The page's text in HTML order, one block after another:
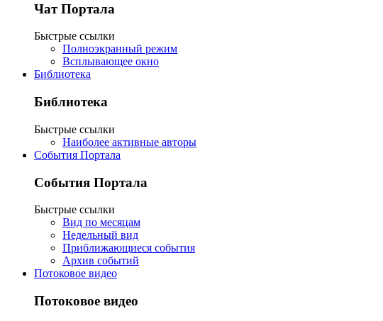
Чат Портала
Быстрые ссылки
Полноэкранный режим
Всплывающее окно
Библиотека
Библиотека
Быстрые ссылки
Наиболее активные авторы
События Портала
События Портала
Быстрые ссылки
Вид по месяцам
Недельный вид
Приближающиеся события
Архив событий
Потоковое видео
Потоковое видео